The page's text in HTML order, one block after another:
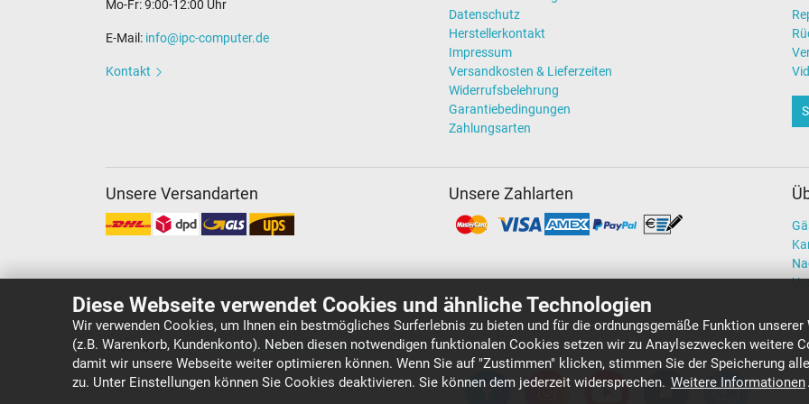
Diese Webseite verwendet Cookies und ähnliche Technologien
Wir verwenden Cookies, um Ihnen ein bestmögliches Surferlebnis zu bieten und für die ordnungsgemäße Funktion unserer
(z.B. Warenkorb, Kundenkonto). Neben diesen notwendigen funktionalen Cookies setzen wir zu Anaylsezwecken weitere
damit wir unsere Webseite weiter optimieren können. Wenn Sie auf "Zustimmen" klicken, stimmen Sie der Speicherung
zu. Unter Einstellungen können Sie Cookies deaktivieren. Sie können dem jederzeit widersprechen. Weitere Informationen.
Mo-Fr: 9:00-12:00 Uhr
E-Mail: info@ipc-computer.de
Kontakt
Datenschutz
Herstellerkontakt
Impressum
Versandkosten & Lieferzeiten
Widerrufsbelehrung
Garantiebedingungen
Zahlungsarten
Unsere Versandarten Unsere Zahlarten
Copyright ©IPC-Computer Deutschland GmbH